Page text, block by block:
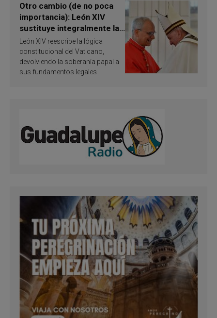
Otro cambio (de no poca
importancia): León XIV
sustituye integralmente la
ley vaticana de Papa
Francisco
León XIV reescribe la lógica
constitucional del Vaticano,
devolviendo la soberanía papal a
sus fundamentos legales